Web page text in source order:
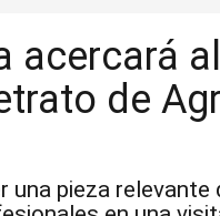
acercará
de
una pieza